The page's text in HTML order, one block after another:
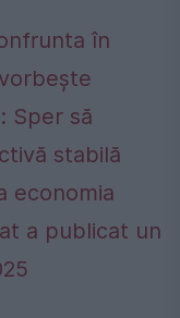
în
Sper să
stabilă
economia
a publicat un